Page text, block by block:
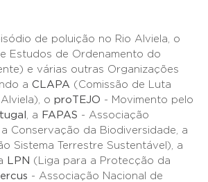
de poluição no Rio Alviela, o
Estudos de Ordenamento do
e várias outras Organizações
a CLAPA (Comissão de Luta
o proTEJO - Movimento pelo
, a FAPAS - Associação
Conservação da Biodiversidade, a
Sistema Terrestre Sustentável), a
LPN (Liga para a Protecção da
- Associação Nacional de